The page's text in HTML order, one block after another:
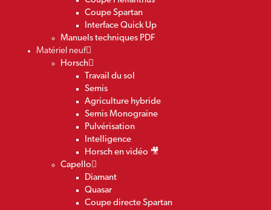
Coupe Spartan
Interface Quick Up
Manuels techniques PDF
Matériel neuf
Horsch
Travail du sol
Semis
Agriculture hybride
Semis Monograine
Pulvérisation
Intelligence
Horsch en vidéo 🎥
Capello
Diamant
Quasar
Coupe directe Spartan